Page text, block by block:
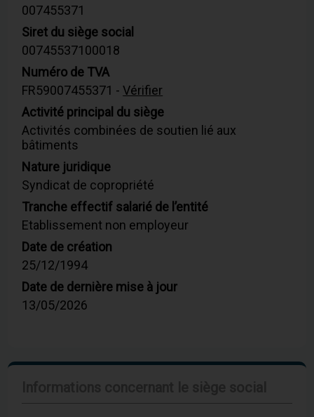
007455371
Siret du siège social
00745537100018
Numéro de TVA
FR59007455371 -Vérifier
Activité principal du siège
Activités combinées de soutien lié aux
bâtiments
Nature juridique
Syndicat de copropriété
Tranche effectif salarié de l’entité
Etablissement non employeur
Date de création
25/12/1994
Date de dernière mise à jour
13/05/2026